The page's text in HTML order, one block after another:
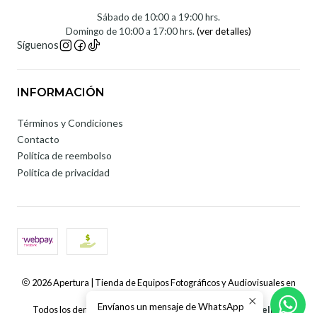
Sábado de 10:00 a 19:00 hrs.
Domingo de 10:00 a 17:00 hrs.(ver detalles)
Síguenos
INFORMACIÓN
Términos y Condiciones
Contacto
Política de reembolso
Política de privacidad
2026 Apertura | Tienda de Equipos Fotográficos y Audiovisuales en
Todos los derechos reservados.Desarrollado por Jumpseller.
Envíanos un mensaje de WhatsApp